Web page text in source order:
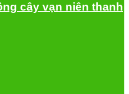
cây vạn niên thanh